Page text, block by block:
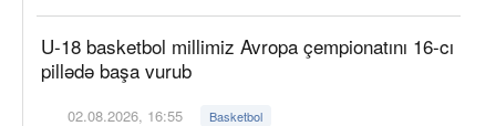
U-18 basketbol millimiz Avropa çempionatını 16-cı
pillədə başa vurub
02.08.2026, 16:55 Basketbol